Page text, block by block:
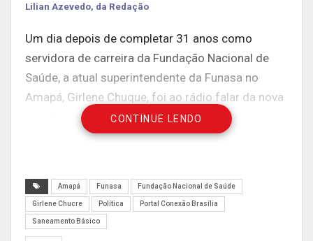
Lilian Azevedo, da Redação
Um dia depois de completar 31 anos como
servidora de carreira da Fundação Nacional de
Saúde, a atual superintendente da Funasa no
Amapá, Girlene Chuque, foi ao rádio falar da nova
missão da autarquia federal no país.
CONTINUE LENDO
Amapá Funasa Fundação Nacional de Saúde
Girlene Chucre Política Portal Conexão Brasília
Saneamento Básico